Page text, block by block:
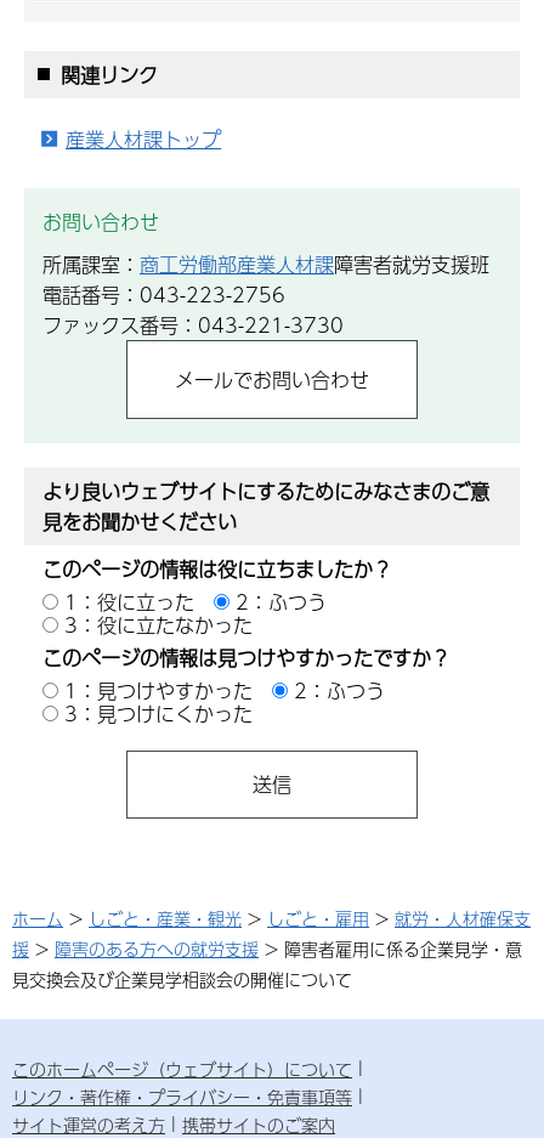
関連リンク
産業人材課トップ
お問い合わせ
所属課室： 商工労働部産業人材課障害者就労支援班
電話番号：043-223-2756
ファックス番号：043-221-3730
より良いウェブサイトにするためにみなさまのご意
見をお聞かせください
このページの情報は役に立ちましたか？
1：役に立った
2：ふつう
3：役に立たなかった
このページの情報は見つけやすかったですか？
1：見つけやすかった
2：ふつう
3：見つけにくかった
ホーム > しごと・産業・観光 > しごと・雇用 > 就労・人材確保支
援 > 障害のある方への就労支援 > 障害者雇用に係る企業見学・意
見交換会及び企業見学相談会の開催について
このホームページ（ウェブサイト）について
リンク・著作権・プライバシー・免責事項等
サイト運営の考え方
携帯サイトのご案内